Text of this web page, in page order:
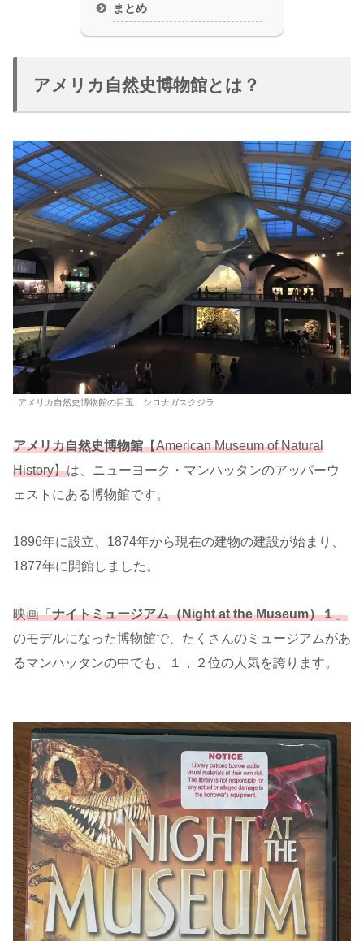
まとめ
アメリカ自然史博物館とは？
アメリカ自然史博物館の目玉、シロナガスクジラ
アメリカ自然史博物館【American Museum of Natural
History】は、ニューヨーク・マンハッタンのアッパーウ
ェストにある博物館です。
1896年に設立、1874年から現在の建物の建設が始まり、
1877年に開館しました。
映画「ナイトミュージアム（Night at the Museum）１」
のモデルになった博物館で、たくさんのミュージアムがあ
るマンハッタンの中でも、１，２位の人気を誇ります。